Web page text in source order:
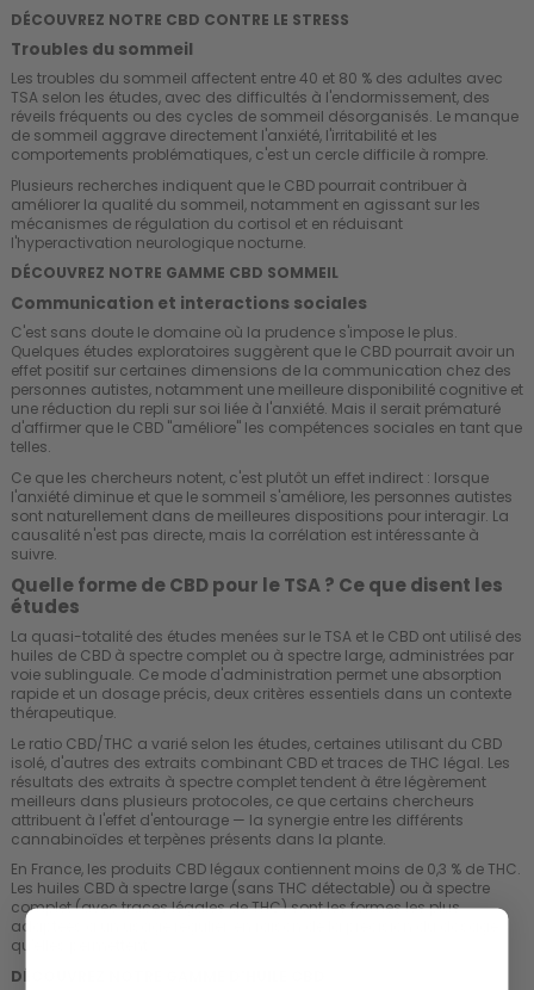
DÉCOUVREZ NOTRE CBD CONTRE LE STRESS
Troubles du sommeil
Les troubles du sommeil affectent entre 40 et 80 % des adultes avec
TSA selon les études, avec des difficultés à l'endormissement, des
réveils fréquents ou des cycles de sommeil désorganisés. Le manque
de sommeil aggrave directement l'anxiété, l'irritabilité et les
comportements problématiques, c'est un cercle difficile à rompre.
Plusieurs recherches indiquent que le CBD pourrait contribuer à
améliorer la qualité du sommeil, notamment en agissant sur les
mécanismes de régulation du cortisol et en réduisant
l'hyperactivation neurologique nocturne.
DÉCOUVREZ NOTRE GAMME CBD SOMMEIL
Communication et interactions sociales
C'est sans doute le domaine où la prudence s'impose le plus.
Quelques études exploratoires suggèrent que le CBD pourrait avoir un
effet positif sur certaines dimensions de la communication chez des
personnes autistes, notamment une meilleure disponibilité cognitive et
une réduction du repli sur soi liée à l'anxiété. Mais il serait prématuré
d'affirmer que le CBD "améliore" les compétences sociales en tant que
telles.
Ce que les chercheurs notent, c'est plutôt un effet indirect : lorsque
l'anxiété diminue et que le sommeil s'améliore, les personnes autistes
sont naturellement dans de meilleures dispositions pour interagir. La
causalité n'est pas directe, mais la corrélation est intéressante à
suivre.
Quelle forme de CBD pour le TSA ? Ce que disent les
études
La quasi-totalité des études menées sur le TSA et le CBD ont utilisé des
huiles de CBD à spectre complet ou à spectre large, administrées par
voie sublinguale. Ce mode d'administration permet une absorption
rapide et un dosage précis, deux critères essentiels dans un contexte
thérapeutique.
Le ratio CBD/THC a varié selon les études, certaines utilisant du CBD
isolé, d'autres des extraits combinant CBD et traces de THC légal. Les
résultats des extraits à spectre complet tendent à être légèrement
meilleurs dans plusieurs protocoles, ce que certains chercheurs
attribuent à l'effet d'entourage — la synergie entre les différents
cannabinoïdes et terpènes présents dans la plante.
En France, les produits CBD légaux contiennent moins de 0,3 % de THC.
Les huiles CBD à spectre large (sans THC détectable) ou à spectre
complet (avec traces légales de THC) sont les formes les plus
adaptées à un usage régulier, en raison de la précision du dosage
qu'elles permettent.
DÉCOUVREZ NOTRE GAMME D'HUILE CBD